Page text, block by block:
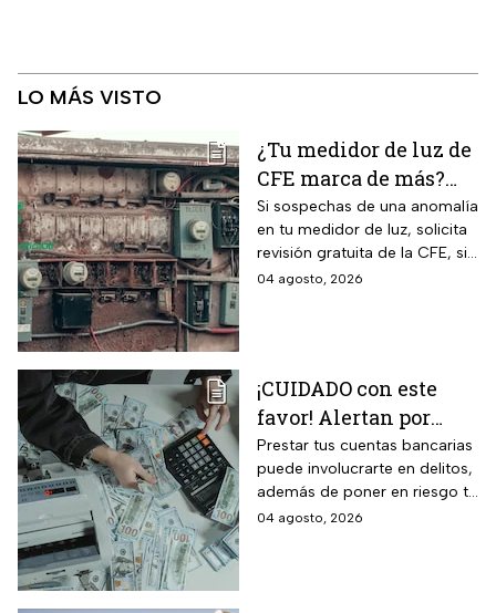
LO MÁS VISTO
¿Tu medidor de luz de
CFE marca de más?
Así puedes saber si
presenta una falla
Si sospechas de una anomalía
en tu medidor de luz, solicita
revisión gratuita de la CFE, si
hay falla es totalmente
04 agosto, 2026
¡CUIDADO con este
favor! Alertan por
préstamo de cuentas
bancarias: razón por la
que debes decir que
Prestar tus cuentas bancarias
puede involucrarte en delitos,
además de poner en riesgo tu
patrimonio y situación legal;
04 agosto, 2026